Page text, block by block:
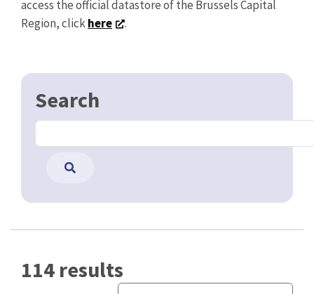
access the official datastore of the Brussels Capital
Region, clickhere .
Search
114 results